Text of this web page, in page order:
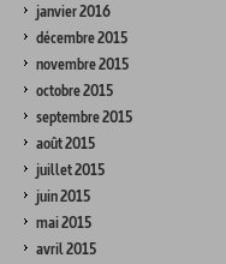
janvier 2016
décembre 2015
novembre 2015
octobre 2015
septembre 2015
août 2015
juillet 2015
juin 2015
mai 2015
avril 2015